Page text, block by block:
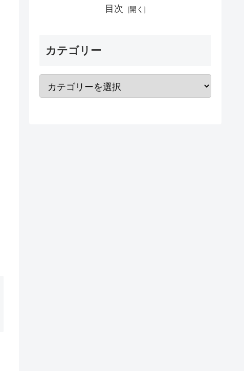
目次
カテゴリー